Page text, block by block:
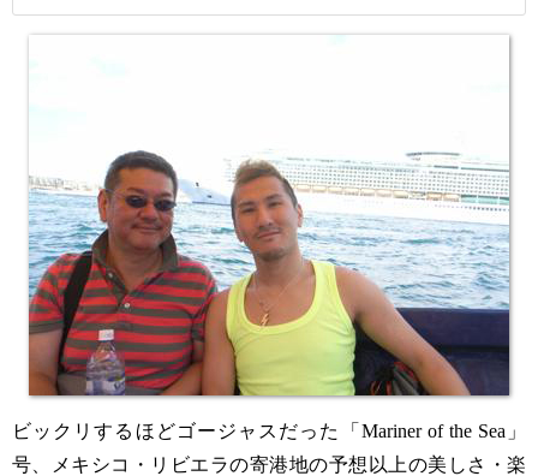
ビックリするほどゴージャスだった「Mariner of the Sea」
号、メキシコ・リビエラの寄港地の予想以上の美しさ・楽